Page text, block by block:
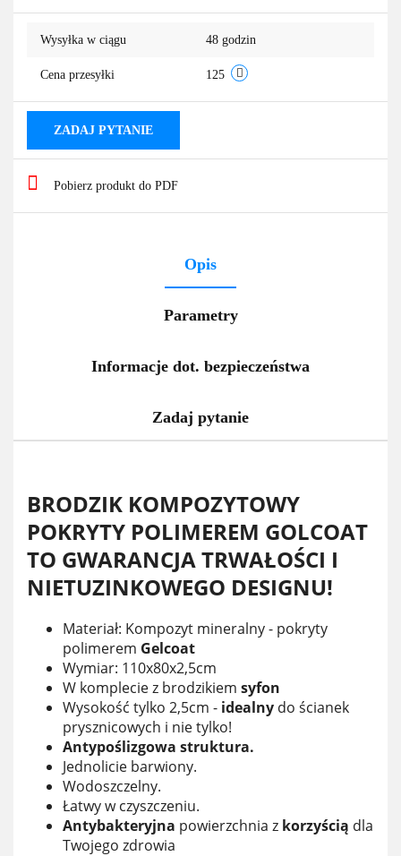
Do
Wysyłka w ciągu 48 godzin
Cena przesyłki 125
ZADAJ PYTANIE
Pobierz produkt do PDF
Opis
Parametry
Informacje dot. bezpieczeństwa
Zadaj pytanie
BRODZIK KOMPOZYTOWY
POKRYTY POLIMEREM GOLCOAT
TO GWARANCJA TRWAŁOŚCI I
NIETUZINKOWEGO DESIGNU!
Materiał: Kompozyt mineralny - pokryty
polimerem Gelcoat
Wymiar: 110x80x2,5cm
W komplecie z brodzikiem syfon
Wysokość tylko 2,5cm - idealny do ścianek
prysznicowych i nie tylko!
Antypoślizgowa struktura.
Jednolicie barwiony.
Wodoszczelny.
Łatwy w czyszczeniu.
Antybakteryjna powierzchnia z korzyścią dla
Twojego zdrowia